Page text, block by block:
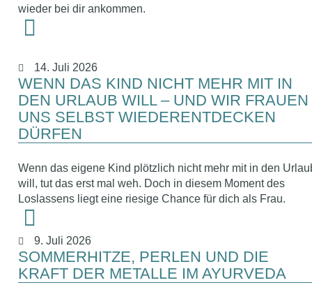
wieder bei dir ankommen.
14. Juli 2026
WENN DAS KIND NICHT MEHR MIT IN
DEN URLAUB WILL – UND WIR FRAUEN
UNS SELBST WIEDERENTDECKEN
DÜRFEN
Wenn das eigene Kind plötzlich nicht mehr mit in den
will, tut das erst mal weh. Doch in diesem Moment des
Loslassens liegt eine riesige Chance für dich als Frau.
9. Juli 2026
SOMMERHITZE, PERLEN UND DIE
KRAFT DER METALLE IM AYURVEDA